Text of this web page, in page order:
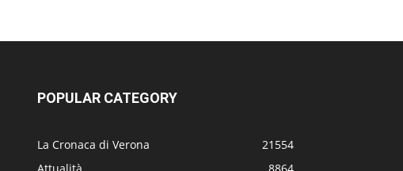
POPULAR CATEGORY
La Cronaca di Verona
21554